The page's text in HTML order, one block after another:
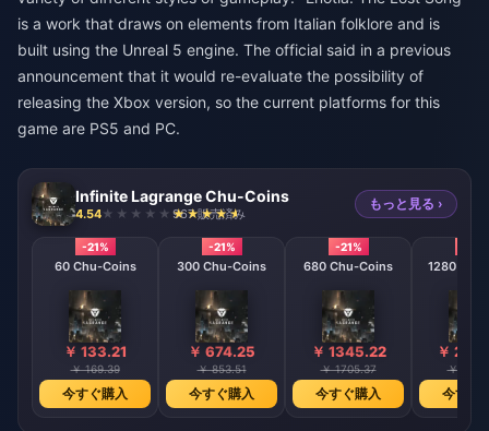
is a work that draws on elements from Italian folklore and is
built using the Unreal 5 engine. The official said in a previous
announcement that it would re-evaluate the possibility of
releasing the Xbox version, so the current platforms for this
game are PS5 and PC.
Infinite Lagrange Chu-Coins
4.54 967 販売済み
もっと見る ›
-21%
60 Chu-Coins
￥ 133.21
￥ 169.39
今すぐ購入
-21%
300 Chu-Coins
￥ 674.25
￥ 853.51
今すぐ購入
-21%
680 Chu-Coins
￥ 1345.22
￥ 1705.37
今すぐ購入
1280
￥
￥
今すぐ